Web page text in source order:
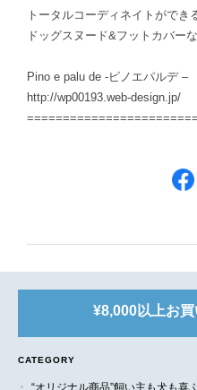
トータルコーディネイトができ
ドッグスヌード&フットカバー
Pino e palu de -ピノエパルデ –
http://wp00193.web-design.jp/
¥8,000以上お
CATEGORY
“オリジナル商品”飼い主も犬も喜